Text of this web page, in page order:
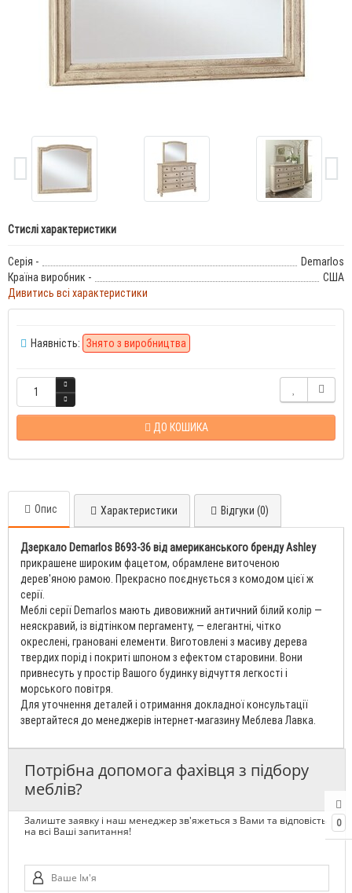
0
Стислі характеристики
Серія -
Demarlos
Країна виробник -
США
Дивитись всі характеристики
Наявність: Знято з виробництва
ДО КОШИКА
Опис Характеристики Відгуки (0)
Дзеркало Demarlos B693-36 від американського бренду Ashley
прикрашене широким фацетом, обрамлене виточеною
дерев'яною рамою. Прекрасно поєднується з комодом цієї ж
серії.
Меблі серії Demarlos мають дивовижний античний білий колір —
неяскравий, із відтінком пергаменту, — елегантні, чітко
окреслені, грановані елементи. Виготовлені ​​з масиву дерева
твердих порід і покриті шпоном з ефектом старовини. Вони
привнесуть у простір Вашого будинку відчуття легкості і
морського повітря.
Для уточнення деталей і отримання докладної консультації
звертайтеся до менеджерів інтернет-магазину Меблева Лавка.
Потрібна допомога фахівця з підбору
меблів?
Залиште заявку і наш менеджер зв'яжеться з Вами та відповість
на всі Ваші запитання!